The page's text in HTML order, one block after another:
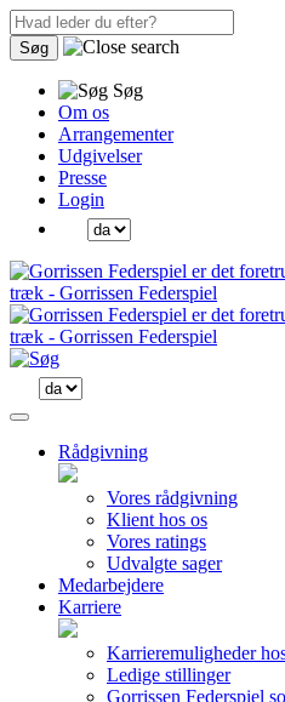
Søg
Søg
Om os
Arrangementer
Udgivelser
Presse
Login
Rådgivning
Vores rådgivning
Klient hos os
Vores ratings
Udvalgte sager
Medarbejdere
Karriere
Karrieremuligheder
Ledige stillinger
Gorrissen Federspiel